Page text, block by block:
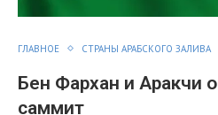
ГЛАВНОЕ СТРАНЫ АРАБСКОГО ЗАЛИВА
Бен Фархан и Аракчи
саммит